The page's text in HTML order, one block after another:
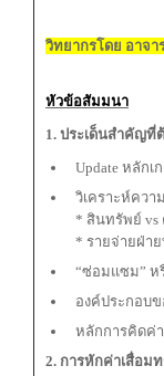
วิทยากรโดย อาจ
หัวข้อสัมมนา
1. ประเด็นสำคัญที่
Update หลัก
วิเคราะห์ควา
* สินทรัพย์ vs
* รายจ่ายฝ่า
“ซ่อมแซม” ห
องค์ประกอบ
หลักการคิดค่า
2. การหักค่าเสื่อม